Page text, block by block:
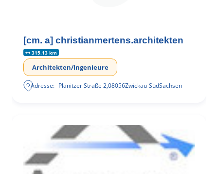
[cm. a] christianmertens.architekten
315.13 km
Architekten/Ingenieure
Adresse: Planitzer Straße 2,08056Zwickau-SüdSachsen